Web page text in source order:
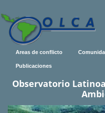
Areas de conflicto
Publicaciones
Observatorio